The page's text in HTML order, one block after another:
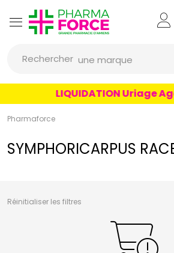
Pharmaforce
Rechercher
un conseil
un produit
une marque
LIQUIDATION Uriage
Pharmaforce
SYMPHORICARPUS
Réinitialiser les filtres